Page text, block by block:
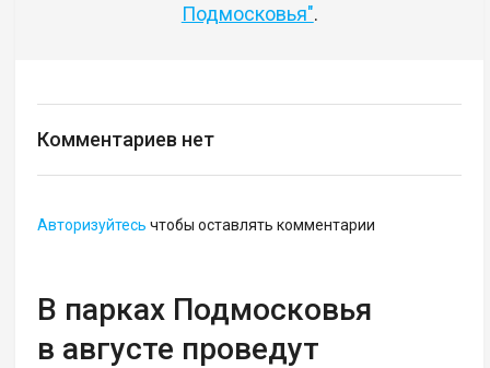
Подмосковья".
Комментариев нет
Авторизуйтесь чтобы оставлять комментарии
В парках Подмосковья
в августе проведут